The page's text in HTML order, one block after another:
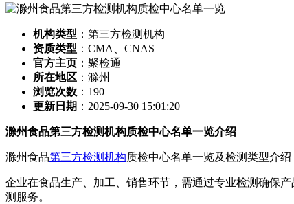
机构类型 ：第三方检测机构
资质类型 ：CMA、CNAS
官方主页 ：聚检通
所在地区 ：滁州
浏览次数 ： 190
更新日期 ：2025-09-30 15:01:20
滁州食品第三方检测机构质检中心名单一览介绍
滁州食品第三方检测机构质检中心名单一览及检测类型介绍
企业在食品生产、加工、销售环节，需通过专业检测确保
测服务。